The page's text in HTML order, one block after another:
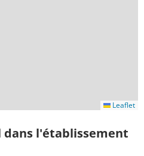
Leaflet
dans l'établissement